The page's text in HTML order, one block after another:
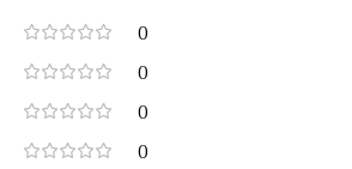
0
0
0
0